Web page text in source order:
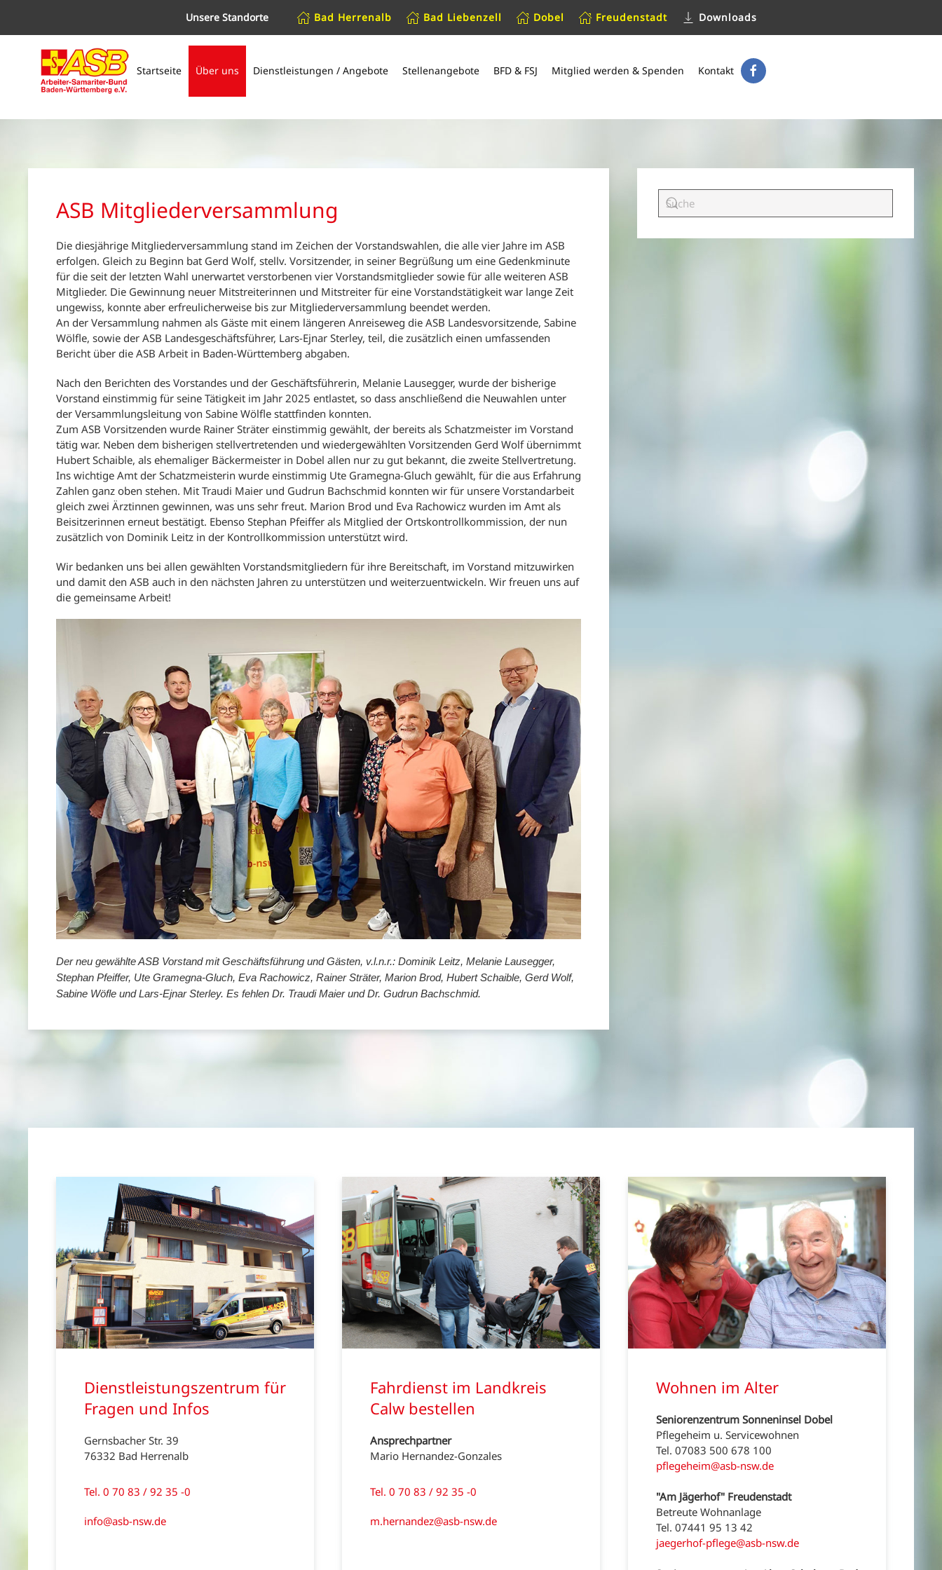
Zum Hauptinhalt springen
Unsere Standorte Bad Herrenalb Bad Liebenzell Dobel Freudenstadt Downloads
Startseite Über uns Dienstleistungen / Angebote Stellenangebote BFD & FSJ Mitglied werden & Spenden Kontakt
ASB Mitgliederversammlung
Die diesjährige Mitgliederversammlung stand im Zeichen der Vorstandswahlen, die alle vier Jahre im ASB
erfolgen. Gleich zu Beginn bat Gerd Wolf, stellv. Vorsitzender, in seiner Begrüßung um eine Gedenkminute
für die seit der letzten Wahl unerwartet verstorbenen vier Vorstandsmitglieder sowie für alle weiteren ASB
Mitglieder. Die Gewinnung neuer Mitstreiterinnen und Mitstreiter für eine Vorstandstätigkeit war lange Zeit
ungewiss, konnte aber erfreulicherweise bis zur Mitgliederversammlung beendet werden.
An der Versammlung nahmen als Gäste mit einem längeren Anreiseweg die ASB Landesvorsitzende, Sabine
Wölfle, sowie der ASB Landesgeschäftsführer, Lars-Ejnar Sterley, teil, die zusätzlich einen umfassenden
Bericht über die ASB Arbeit in Baden-Württemberg abgaben.
Nach den Berichten des Vorstandes und der Geschäftsführerin, Melanie Lausegger, wurde der bisherige
Vorstand einstimmig für seine Tätigkeit im Jahr 2025 entlastet, so dass anschließend die Neuwahlen unter
der Versammlungsleitung von Sabine Wölfle stattfinden konnten.
Zum ASB Vorsitzenden wurde Rainer Sträter einstimmig gewählt, der bereits als Schatzmeister im Vorstand
tätig war. Neben dem bisherigen stellvertretenden und wiedergewählten Vorsitzenden Gerd Wolf übernimmt
Hubert Schaible, als ehemaliger Bäckermeister in Dobel allen nur zu gut bekannt, die zweite Stellvertretung.
Ins wichtige Amt der Schatzmeisterin wurde einstimmig Ute Gramegna-Gluch gewählt, für die aus Erfahrung
Zahlen ganz oben stehen. Mit Traudi Maier und Gudrun Bachschmid konnten wir für unsere Vorstandarbeit
gleich zwei Ärztinnen gewinnen, was uns sehr freut. Marion Brod und Eva Rachowicz wurden im Amt als
Beisitzerinnen erneut bestätigt. Ebenso Stephan Pfeiffer als Mitglied der Ortskontrollkommission, der nun
zusätzlich von Dominik Leitz in der Kontrollkommission unterstützt wird.
Wir bedanken uns bei allen gewählten Vorstandsmitgliedern für ihre Bereitschaft, im Vorstand mitzuwirken
und damit den ASB auch in den nächsten Jahren zu unterstützen und weiterzuentwickeln. Wir freuen uns auf
die gemeinsame Arbeit!
Der neu gewählte ASB Vorstand mit Geschäftsführung und Gästen, v.l.n.r.: Dominik Leitz, Melanie Lausegger,
Stephan Pfeiffer, Ute Gramegna-Gluch, Eva Rachowicz, Rainer Sträter, Marion Brod, Hubert Schaible, Gerd Wolf,
Sabine Wöfle und Lars-Ejnar Sterley. Es fehlen Dr. Traudi Maier und Dr. Gudrun Bachschmid.
Dienstleistungszentrum für
Fragen und Infos
Gernsbacher Str. 39
76332 Bad Herrenalb
Tel. 0 70 83 / 92 35 -0
info@asb-nsw.de
Fahrdienst im Landkreis
Calw bestellen
Ansprechpartner
Mario Hernandez-Gonzales
Tel. 0 70 83 / 92 35 -0
m.hernandez@asb-nsw.de
Wohnen im Alter
Seniorenzentrum Sonneninsel Dobel
Pflegeheim u. Servicewohnen
Tel. 07083 500 678 100
pflegeheim@asb-nsw.de
"Am Jägerhof" Freudenstadt
Betreute Wohnanlage
Tel. 07441 95 13 42
jaegerhof-pflege@asb-nsw.de